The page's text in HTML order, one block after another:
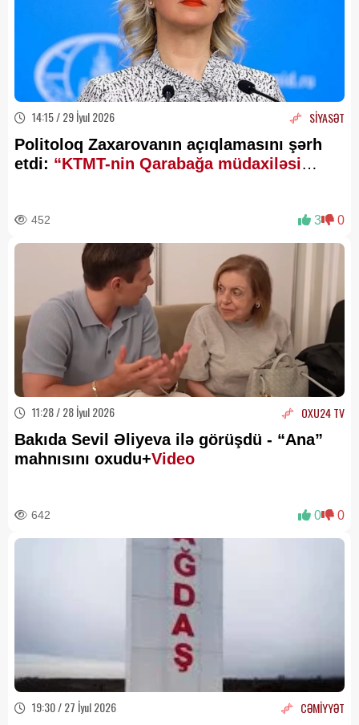
14:15 / 29 İyul 2026 SİYASƏT
Politoloq Zaxarovanın açıqlamasını şərh
etdi: “KTMT-nin Qarabağa müdaxiləsi
452 3 0
11:28 / 28 İyul 2026 OXU24 TV
Bakıda Sevil Əliyeva ilə görüşdü - “Ana”
mahnısını oxudu+Video
642 0 0
19:30 / 27 İyul 2026 CƏMİYYƏT